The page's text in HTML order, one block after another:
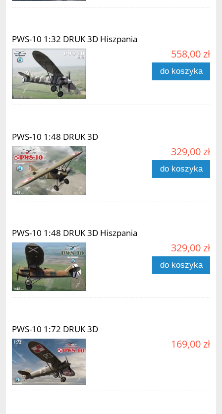
PWS-10 1:32 DRUK 3D Hiszpania
558,00 zł
do koszyka
PWS-10 1:48 DRUK 3D
329,00 zł
do koszyka
PWS-10 1:48 DRUK 3D Hiszpania
329,00 zł
do koszyka
PWS-10 1:72 DRUK 3D
169,00 zł